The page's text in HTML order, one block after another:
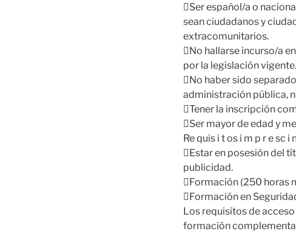
Ser español/a o
sean ciudadanos y
extracomunitarios.
No hallarse incurso/a
por la legislación vigente.
No haber sido
administración pública,
Tener la inscripción
Ser mayor de edad y
Re quis i t os i m p r e sc i
Estar en posesión del
publicidad.
Formación (250 horas
Formación en
Los requisitos de
formación